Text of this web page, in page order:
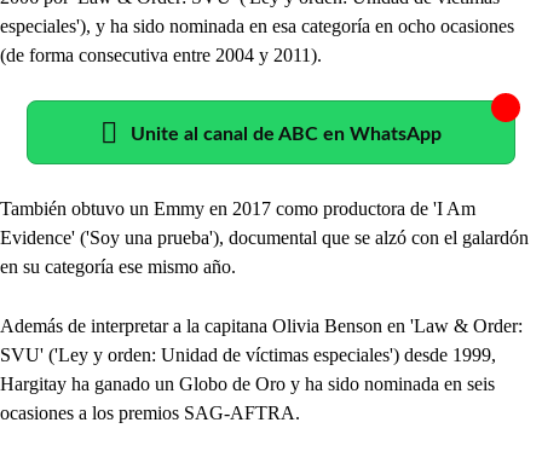
especiales'), y ha sido nominada en esa categoría en ocho ocasiones
(de forma consecutiva entre 2004 y 2011).
Unite al canal de ABC en WhatsApp
También obtuvo un Emmy en 2017 como productora de 'I Am
Evidence' ('Soy una prueba'), documental que se alzó con el galardón
en su categoría ese mismo año.
Además de interpretar a la capitana Olivia Benson en 'Law & Order:
SVU' ('Ley y orden: Unidad de víctimas especiales') desde 1999,
Hargitay ha ganado un Globo de Oro y ha sido nominada en seis
ocasiones a los premios SAG-AFTRA.